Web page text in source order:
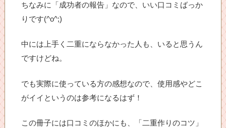
ちなみに「成功者の報告」なので、いい口コミばっか
りです(^o^;)
中には上手く二重にならなかった人も、いると思うん
ですけどね。
でも実際に使っている方の感想なので、使用感やどこ
がイイというのは参考になるはず！
この冊子には口コミのほかにも、「二重作りのコツ」